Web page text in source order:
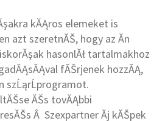
kĂĄros elemeket is
azt szeretnĂŠ, hogy az Ăn
hasonlĂł tartalmakhoz
fĂŠrjenek hozzĂĄ,
szĹąrĹprogramot.
ĂŠs tovĂĄbbi
Â Szexpartner Ăj kĂŠpek